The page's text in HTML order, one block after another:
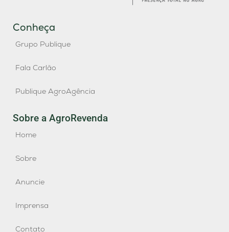
Conheça
Grupo Publique
Fala Carlão
Publique AgroAgência
Sobre a AgroRevenda
Home
Sobre
Anuncie
Imprensa
Contato